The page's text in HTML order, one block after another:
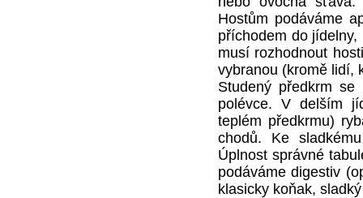
Hostům podáváme
příchodem do
musí rozhodnout
vybranou (kromě lidí,
Studený předkrm
polévce. V delším
teplém předkrmu)
chodů. Ke
Úplnost správné
podáváme digestiv
klasicky koňak,